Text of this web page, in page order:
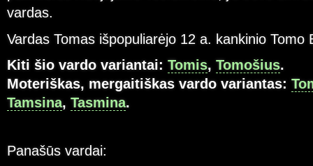
vardas.
Vardas Tomas išpopuliarėjo 12 a. kankinio Tomo
Kiti šio vardo variantai: Tomis, Tomošius.
Moteriškas, mergaitiškas vardo variantas:
Tamsina, Tasmina.
Panašūs vardai: